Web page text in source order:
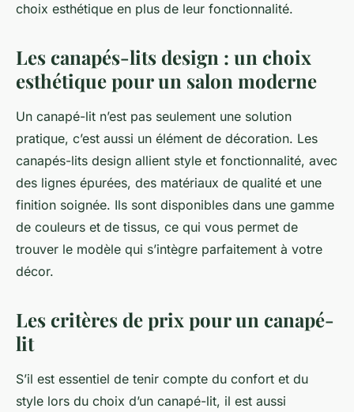
choix esthétique en plus de leur fonctionnalité.
Les canapés-lits design : un choix
esthétique pour un salon moderne
Un canapé-lit n’est pas seulement une solution
pratique, c’est aussi un élément de décoration. Les
canapés-lits design allient style et fonctionnalité, avec
des lignes épurées, des matériaux de qualité et une
finition soignée. Ils sont disponibles dans une gamme
de couleurs et de tissus, ce qui vous permet de
trouver le modèle qui s’intègre parfaitement à votre
décor.
Les critères de prix pour un canapé-
lit
S’il est essentiel de tenir compte du confort et du
style lors du choix d’un canapé-lit, il est aussi